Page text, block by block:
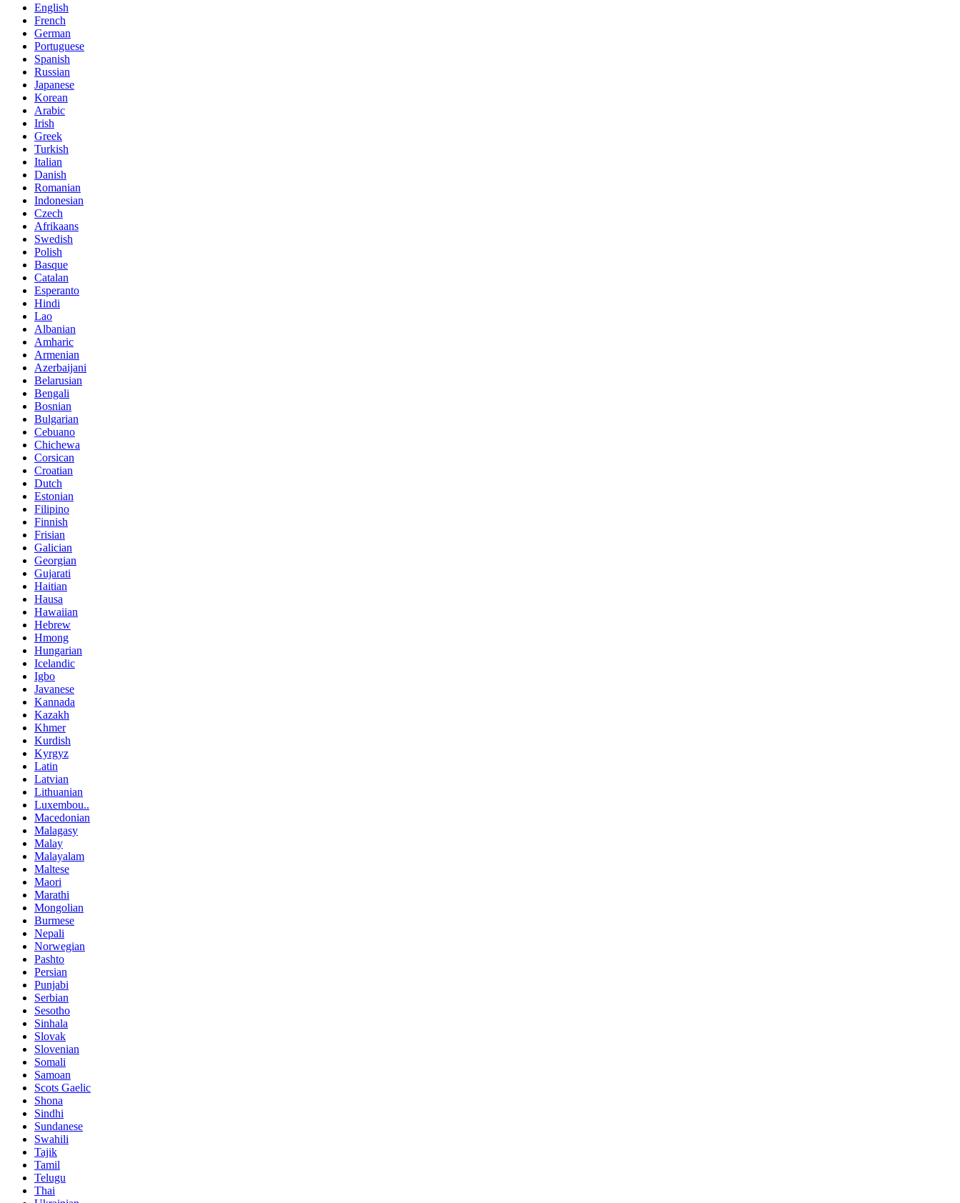
English
French
German
Portuguese
Spanish
Russian
Japanese
Korean
Arabic
Irish
Greek
Turkish
Italian
Danish
Romanian
Indonesian
Czech
Afrikaans
Swedish
Polish
Basque
Catalan
Esperanto
Hindi
Lao
Albanian
Amharic
Armenian
Azerbaijani
Belarusian
Bengali
Bosnian
Bulgarian
Cebuano
Chichewa
Corsican
Croatian
Dutch
Estonian
Filipino
Finnish
Frisian
Galician
Georgian
Gujarati
Haitian
Hausa
Hawaiian
Hebrew
Hmong
Hungarian
Icelandic
Igbo
Javanese
Kannada
Kazakh
Khmer
Kurdish
Kyrgyz
Latin
Latvian
Lithuanian
Luxembou..
Macedonian
Malagasy
Malay
Malayalam
Maltese
Maori
Marathi
Mongolian
Burmese
Nepali
Norwegian
Pashto
Persian
Punjabi
Serbian
Sesotho
Sinhala
Slovak
Slovenian
Somali
Samoan
Scots Gaelic
Shona
Sindhi
Sundanese
Swahili
Tajik
Tamil
Telugu
Thai